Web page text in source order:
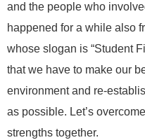
and the people who
happened for a while also
whose slogan is “Student
that we have to make our
environment and re-
as possible. Let’s
strengths together.